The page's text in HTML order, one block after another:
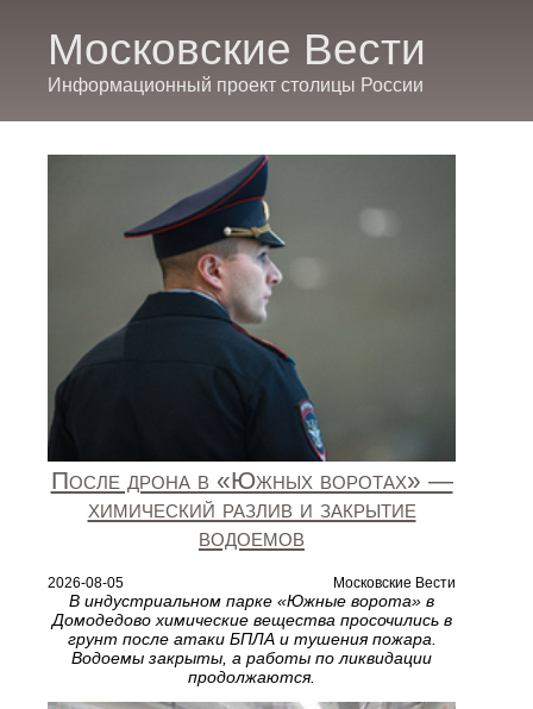
Московские Вести
Информационный проект столицы России
После дрона в «Южных воротах» —
химический разлив и закрытие
водоемов
2026-08-05 Московские Вести
В индустриальном парке «Южные ворота» в
Домодедово химические вещества просочились в
грунт после атаки БПЛА и тушения пожара.
Водоемы закрыты, а работы по ликвидации
продолжаются.